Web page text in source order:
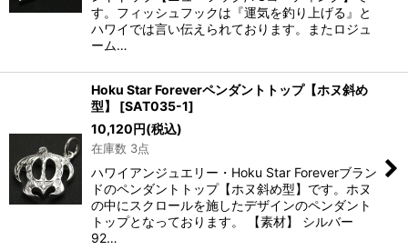
す。フィッシュフックは『運気を釣り上げる』と
ハワイでは言い伝えられております。またロジュ
ーム…
Hoku Star Foreverペンダントトップ【ホヌ斜め
型】
[SAT035-1]
10,120円(税込)
在庫数 3点
ハワイアンジュエリー・Hoku Star Foreverブラン
ドのペンダントトップ【ホヌ斜め型】です。ホヌ
の中にスクロールを施したデザインのペンダント
トップとなっております。 【素材】 シルバー
92…